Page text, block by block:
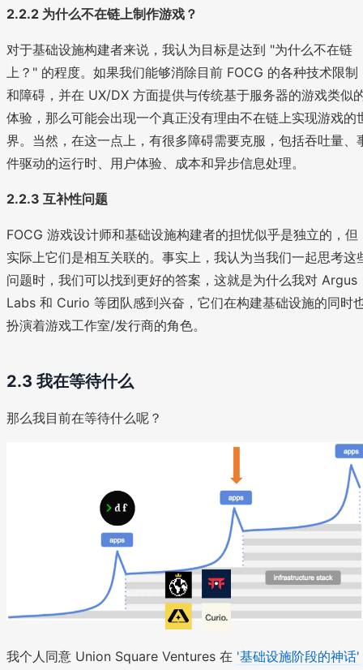
2.2.2 为什么不在链上制作游戏？
对于基础设施构建者来说，我认为目标是达到 "为什么不在链
上？" 的程度。如果我们能够消除目前 FOCG 的各种技术限制
和障碍，并在 UX/DX 方面提供与传统基于服务器的游戏类似
体验，那么可能会出现一个真正没有理由不在链上实现游戏的
界。当然，在这一点上，有很多障碍需要克服，包括吞吐量、
件驱动的运行时、用户体验、成本和异步信息处理。
2.2.3 互补性问题
FOCG 游戏设计师和基础设施构建者的担忧似乎是独立的，但
实际上它们是相互关联的。事实上，我认为当我们一起思考这
问题时，我们可以找到更好的答案，这就是为什么我对 Argus
Labs 和 Curio 等团队感到兴奋，它们在构建基础设施的同时
扮演着游戏工作室/发行商的角色。
2.3 我在等待什么
那么我目前在等待什么呢？
我个人同意 Union Square Ventures 在 '基础设施阶段的神话'